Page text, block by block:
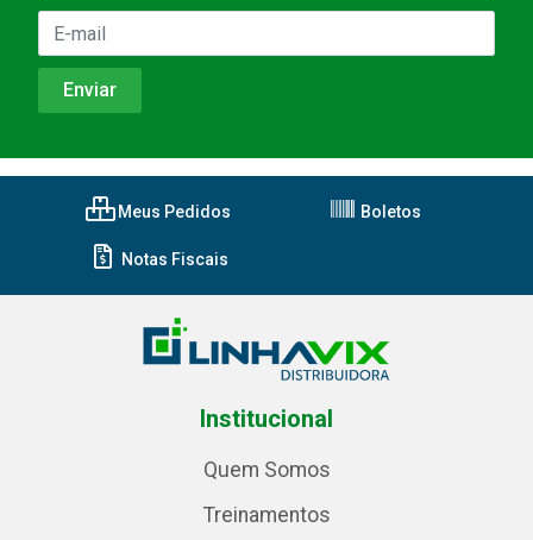
Meus Pedidos Boletos
Notas Fiscais
Institucional
Quem Somos
Treinamentos